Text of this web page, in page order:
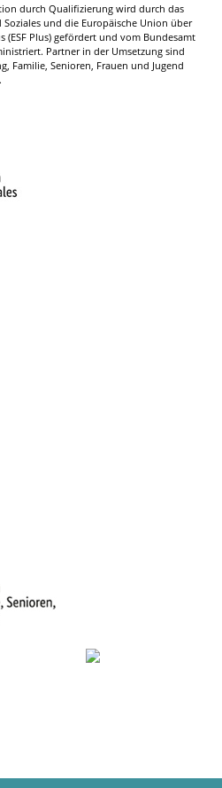
durch Qualifizierung wird durch das
und die Europäische Union über
(ESF Plus) gefördert und vom Bundesamt
Partner in der Umsetzung sind
Familie, Senioren, Frauen und Jugend